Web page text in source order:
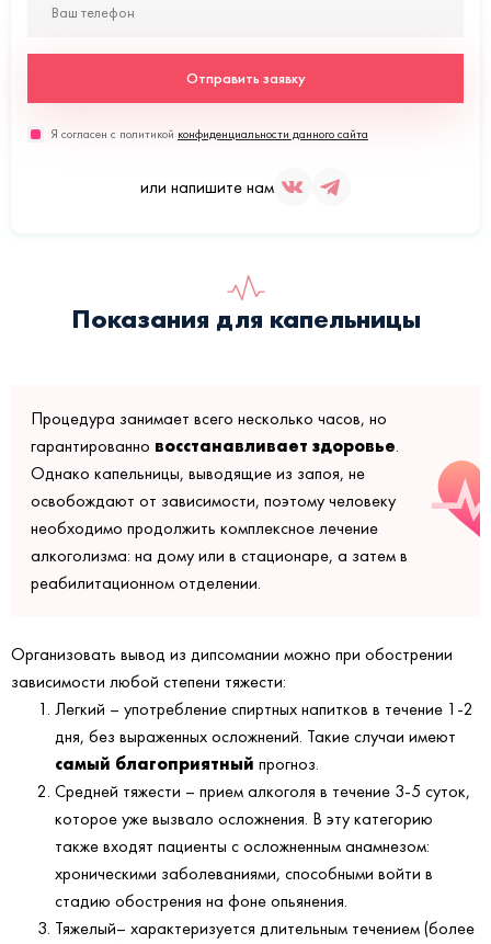
Отправить заявку
Я согласен с политикой конфиденциальности данного сайта
или напишите нам
Показания для капельницы
Процедура занимает всего несколько часов, но
гарантированно восстанавливает здоровье.
Однако капельницы, выводящие из запоя, не
освобождают от зависимости, поэтому человеку
необходимо продолжить комплексное лечение
алкоголизма: на дому или в стационаре, а затем в
реабилитационном отделении.
Организовать вывод из дипсомании можно при обострении
зависимости любой степени тяжести:
Легкий – употребление спиртных напитков в течение 1-2
дня, без выраженных осложнений. Такие случаи имеют
самый благоприятный прогноз.
Средней тяжести – прием алкоголя в течение 3-5 суток,
которое уже вызвало осложнения. В эту категорию
также входят пациенты с осложненным анамнезом:
хроническими заболеваниями, способными войти в
стадию обострения на фоне опьянения.
Тяжелый– характеризуется длительным течением (более